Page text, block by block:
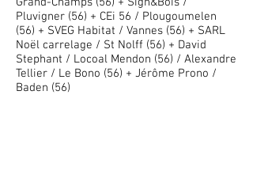
Pluvigner (56) + CEi 56 / Plougoumelen
(56) + SVEG Habitat / Vannes (56) + SARL
Noël carrelage / St Nolff (56) + David
Stephant / Locoal Mendon (56) / Alexandre
Tellier / Le Bono (56) + Jérôme Prono /
Baden (56)